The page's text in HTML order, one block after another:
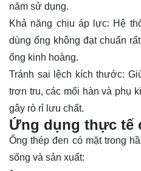
năm sử dụng.
Khả năng chịu áp lực: Hệ
dùng ống không đạt chuẩn
ống kinh hoàng.
Tránh sai lệch kích thước:
trơn tru, các mối hàn và phụ
gây rò rỉ lưu chất.
Ứng dụng thực tế
Ống thép đen có mặt trong
sống và sản xuất: